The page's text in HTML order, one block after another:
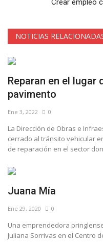
Crear empleo
NOTICIAS
Reparan en el lugar
pavimento
Ene 3, 2022 0
La Dirección de Obras e
cerrado al tránsito vehicular
de reparación en el sector
Juana Mía
Ene 29, 2020 0
Una emprendedora
Juliana Sorrivas en el Centro